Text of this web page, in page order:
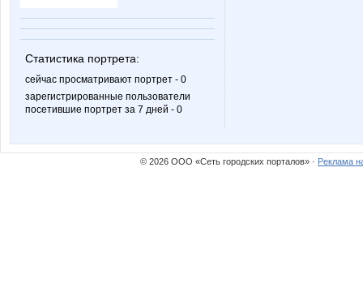
Статистика портрета:
сейчас просматривают портрет - 0
зарегистрированные пользователи
посетившие портрет за 7 дней - 0
© 2026 ООО «Сеть городских порталов» · Реклама